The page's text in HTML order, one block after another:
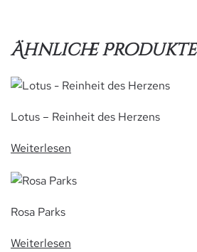
Ähnliche Produkte
Lotus – Reinheit des Herzens
Weiterlesen
Rosa Parks
Weiterlesen